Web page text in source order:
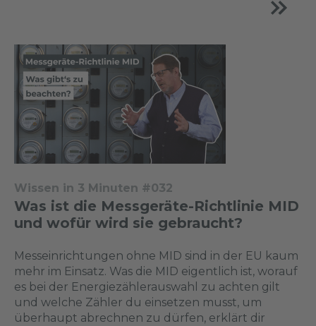
Wissen in 3 Minuten #032
Was ist die Messgeräte-Richtlinie MID
und wofür wird sie gebraucht?
Messeinrichtungen ohne MID sind in der EU kaum
mehr im Einsatz. Was die MID eigentlich ist, worauf
es bei der Energiezählerauswahl zu achten gilt
und welche Zähler du einsetzen musst, um
überhaupt abrechnen zu dürfen, erklärt dir